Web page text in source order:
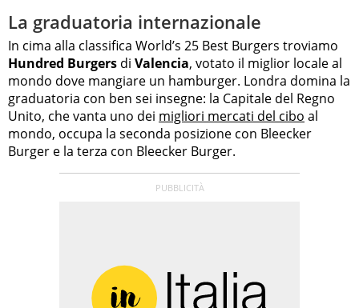
La graduatoria internazionale
In cima alla classifica World’s 25 Best Burgers troviamo
Hundred Burgers di Valencia, votato il miglior locale al
mondo dove mangiare un hamburger. Londra domina la
graduatoria con ben sei insegne: la Capitale del Regno
Unito, che vanta uno dei migliori mercati del cibo al
mondo, occupa la seconda posizione con Bleecker
Burger e la terza con Bleecker Burger.